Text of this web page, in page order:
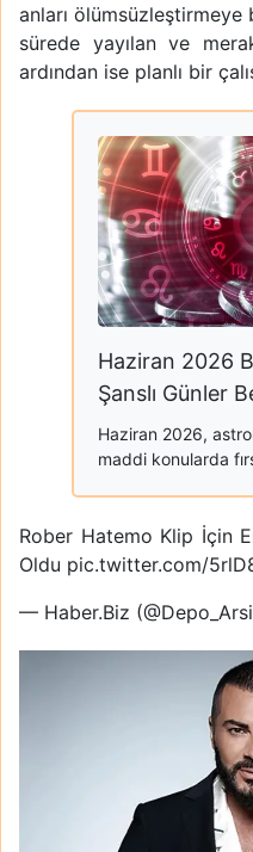
anları ölümsüzleştirmeye
sürede yayılan ve
ardından ise planlı bir
Haziran 2026
Şanslı Günler
Haziran 2026,
maddi konularda
Rober Hatemo Klip İçin
Oldu pic.twitter.com/
— Haber.Biz